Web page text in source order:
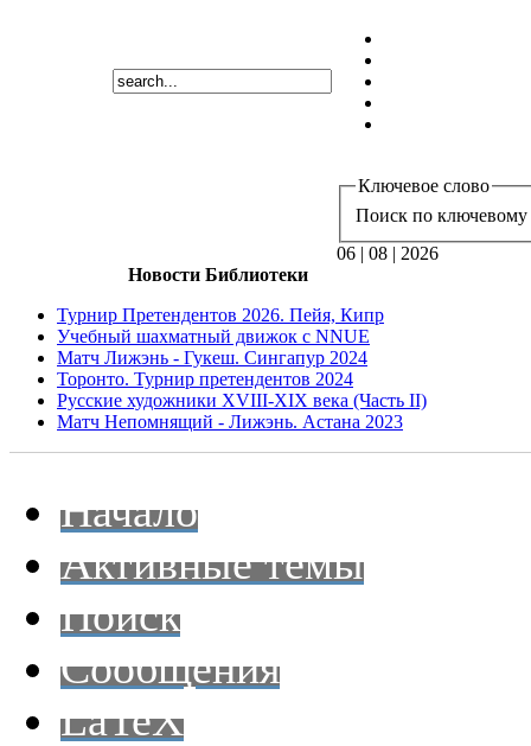
Ключевое слово
Поиск по ключевому
06 | 08 | 2026
Новости Библиотеки
Турнир Претендентов 2026. Пейя, Кипр
Учебный шахматный движок с NNUE
Матч Лижэнь - Гукеш. Сингапур 2024
Торонто. Турнир претендентов 2024
Русские художники XVIII-XIX века (Часть II)
Матч Непомнящий - Лижэнь. Астана 2023
Начало
Активные темы
Поиск
Сообщения
LaTeX